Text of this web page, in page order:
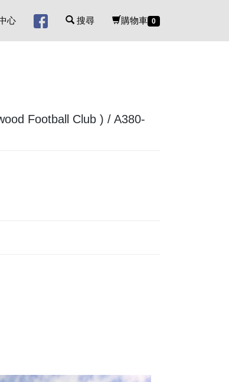
心 搜尋 購物車 0
Football Club ) / A380-